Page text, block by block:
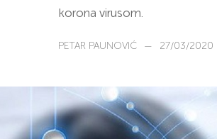
korona virusom.
PETAR PAUNOVIĆ — 27/03/2020